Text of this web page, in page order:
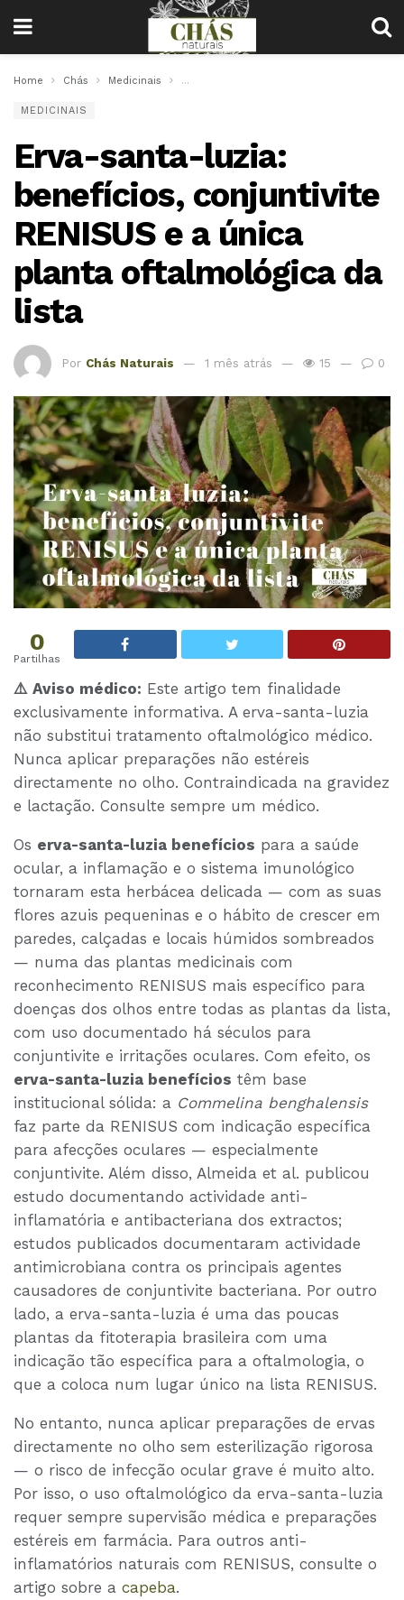
Home Chás Medicinais Erva-santa-luzia: benefícios, conjuntivite
MEDICINAIS
Erva-santa-luzia:
benefícios, conjuntivite
RENISUS e a única
planta oftalmológica da
lista
Por Chás Naturais 1 mês atrás 15 0
0
Partilhas
⚠️ Aviso médico: Este artigo tem finalidade
exclusivamente informativa. A erva-santa-luzia
não substitui tratamento oftalmológico médico.
Nunca aplicar preparações não estéreis
directamente no olho. Contraindicada na gravidez
e lactação. Consulte sempre um médico.
Os erva-santa-luzia benefícios para a saúde
ocular, a inflamação e o sistema imunológico
tornaram esta herbácea delicada — com as suas
flores azuis pequeninas e o hábito de crescer em
paredes, calçadas e locais húmidos sombreados
— numa das plantas medicinais com
reconhecimento RENISUS mais específico para
doenças dos olhos entre todas as plantas da lista,
com uso documentado há séculos para
conjuntivite e irritações oculares. Com efeito, os
erva-santa-luzia benefícios têm base
institucional sólida: a Commelina benghalensis
faz parte da RENISUS com indicação específica
para afecções oculares — especialmente
conjuntivite. Além disso, Almeida et al. publicou
estudo documentando actividade anti-
inflamatória e antibacteriana dos extractos;
estudos publicados documentaram actividade
antimicrobiana contra os principais agentes
causadores de conjuntivite bacteriana. Por outro
lado, a erva-santa-luzia é uma das poucas
plantas da fitoterapia brasileira com uma
indicação tão específica para a oftalmologia, o
que a coloca num lugar único na lista RENISUS.
No entanto, nunca aplicar preparações de ervas
directamente no olho sem esterilização rigorosa
— o risco de infecção ocular grave é muito alto.
Por isso, o uso oftalmológico da erva-santa-luzia
requer sempre supervisão médica e preparações
estéreis em farmácia. Para outros anti-
inflamatórios naturais com RENISUS, consulte o
artigo sobre a capeba.